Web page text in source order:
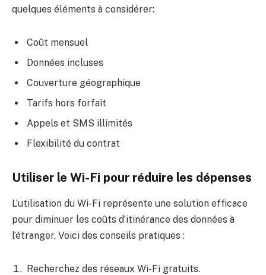
quelques éléments à considérer:
Coût mensuel
Données incluses
Couverture géographique
Tarifs hors forfait
Appels et SMS illimités
Flexibilité du contrat
Utiliser le Wi-Fi pour réduire les dépenses
L’utilisation du Wi-Fi représente une solution efficace
pour diminuer les coûts d’itinérance des données à
l’étranger. Voici des conseils pratiques :
Recherchez des réseaux Wi-Fi gratuits.